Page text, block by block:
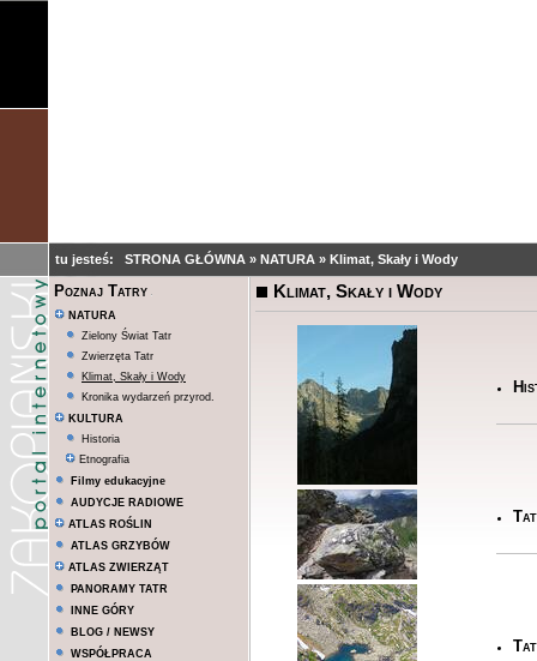
tu jesteś: STRONA GŁÓWNA » NATURA » Klimat, Skały i Wody
Poznaj Tatry
NATURA
Zielony Świat Tatr
Zwierzęta Tatr
Klimat, Skały i Wody
Kronika wydarzeń przyrod.
KULTURA
Historia
Etnografia
Filmy edukacyjne
AUDYCJE RADIOWE
ATLAS ROŚLIN
ATLAS GRZYBÓW
ATLAS ZWIERZĄT
PANORAMY TATR
INNE GÓRY
BLOG / NEWSY
WSPÓŁPRACA
Klimat, Skały i Wody